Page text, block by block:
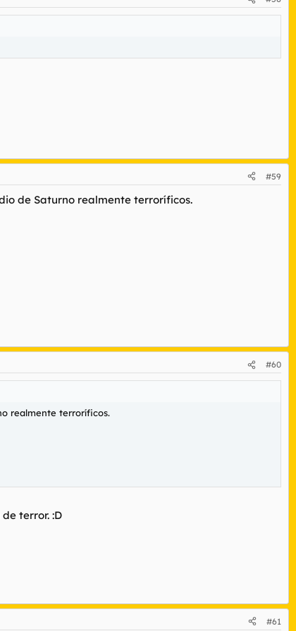
#59
de Saturno realmente terroríficos.
#60
realmente terroríficos.
terror. :D
#61